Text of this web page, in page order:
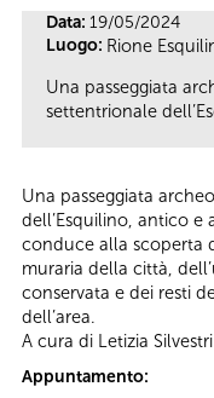
Data: 19/05/2024
Luogo: Rione
Una passeggiata
settentrionale
Una passeggiata
dell’Esquilino, antico e
conduce alla scoperta
muraria della città,
conservata e dei resti
dell’area.
A cura di Letizia Silvestri
Appuntamento: